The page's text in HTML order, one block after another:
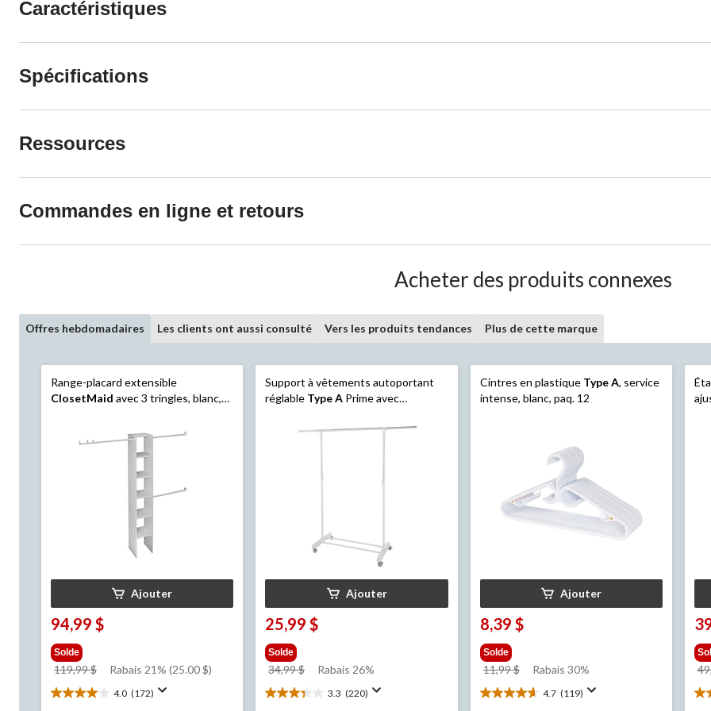
Caractéristiques
Spécifications
Ressources
Commandes en ligne et retours
Acheter des produits connexes
Offres hebdomadaires Les clients ont aussi consulté Vers les produits tendances Plus de cette marque
Range-placard extensible
ClosetMaid avec 3 tringles, blanc,
Ajouter
94,99 $
Solde
119,99 $
prix
119,99 $
Rabais 21% (25.00 $)
4.0 (172)
4.0
Support à vêtements autoportant
réglable Type A Prime avec
Ajouter
25,99 $
Solde
34,99 $
prix
34,99 $
Rabais 26%
3.3 (220)
3.3
Cintres en plastique Type A, service
intense, blanc, paq. 12
Ajouter
8,39 $
Solde
11,99 $
prix
était
11,99 $
Rabais 30%
4.7 (119)
4.7
4.5